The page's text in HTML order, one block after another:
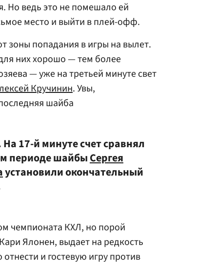
Но ведь это не помешало ей
место и выйти в плей-офф.
зоны попадания в игры на вылет.
них хорошо — тем более
— уже на третьей минуте свет
Кручинин. Увы,
шайба
17-й минуте счет сравнял
периоде шайбыСергея
установили окончательный
чемпионата КХЛ, но порой
Ялонен, выдает на редкость
и гостевую игру против